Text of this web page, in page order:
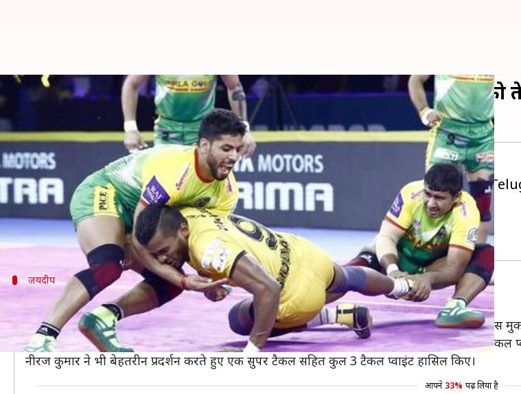
प्रो कबड्डी लीग 2019: प्रदीप और जयदीप ने दिलाई पटना पाइरेट्स
Jul 26, 2019 09:36 pm
क्या है खबर?
प्रो कबड्डी लीग (Pro Kabaddi League) में पटना पाइरेट्स (Patna Pirates) नें तेलुगू टाइटंस
पटना के लिए एक बार फिर प्रदीप नरवाल ने शानदार प्रदर्शन किया और 7 प्वाइंट हासिल किए।
डिफेंडर जयदीप ने पटना के लिए शानदार खेल दिखाते हुए 6 टैकल प्वाइंट लिए।
जयदीप
जयदीप रहे पटना के डिफेंस के हीरो
पटना को अपने पहले मुकाबले में डिफेंस की गलती के कारण करीबी अंतर से हार झेलनी पड़ी थी, लेकिन इस
जयदीप ने पटना की डिफेंस को लीड करते हुए शानदार हाई फाइव लगाया। मुकाबले में जयदीप ने कुल 6 टैकल
नीरज कुमार ने भी बेहतरीन प्रदर्शन करते हुए एक सुपर टैकल सहित कुल 3 टैकल प्वाइंट हासिल किए।
आपने 33% पढ़ लिया है